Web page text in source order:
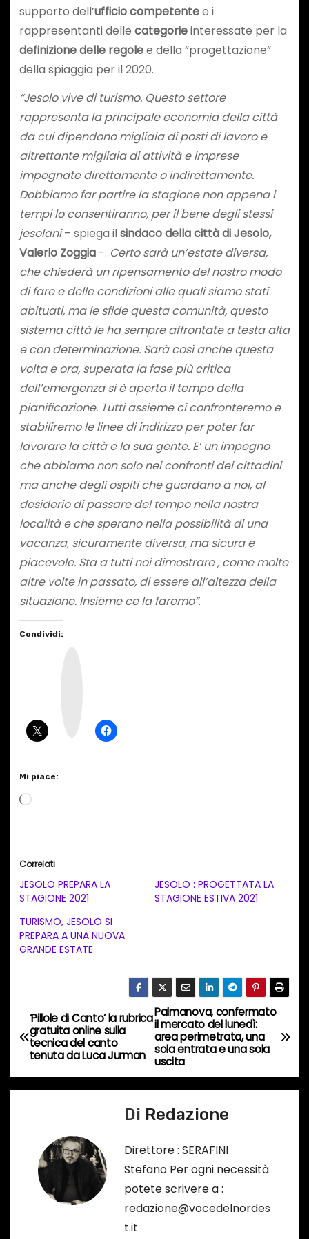
supporto dell’ufficio competentee i
rappresentanti delle categorieinteressate per la
definizione delle regolee della “progettazione”
della spiaggia per il 2020.
“Jesolo vive di turismo. Questo settore
rappresenta la principale economia della città
da cui dipendono migliaia di posti di lavoro e
altrettante migliaia di attività e imprese
impegnate direttamente o indirettamente.
Dobbiamo far partire la stagione non appena i
tempi lo consentiranno, per il bene degli stessi
jesolani– spiega ilsindaco della città di Jesolo,
Valerio Zoggia-. Certo sarà un’estate diversa,
che chiederà un ripensamento del nostro modo
di fare e delle condizioni alle quali siamo stati
abituati, ma le sfide questa comunità, questo
sistema città le ha sempre affrontate a testa alta
e con determinazione. Sarà così anche questa
volta e ora, superata la fase più critica
dell’emergenza si è aperto il tempo della
pianificazione. Tutti assieme ci confronteremo e
stabiliremo le linee di indirizzo per poter far
lavorare la città e la sua gente. E’ un impegno
che abbiamo non solo nei confronti dei cittadini
ma anche degli ospiti che guardano a noi, al
desiderio di passare del tempo nella nostra
località e che sperano nella possibilità di una
vacanza, sicuramente diversa, ma sicura e
piacevole. Sta a tutti noi dimostrare , come molte
altre volte in passato, di essere all’altezza della
situazione. Insieme ce la faremo”.
Condividi:
Mi piace:
C
a
m
e
n
i
n
c
r
Correlati
JESOLO PREPARA LA
STAGIONE 2021
JESOLO : PROGETTATA LA
STAGIONE ESTIVA 2021
TURISMO, JESOLO SI
PREPARA A UNA NUOVA
GRANDE ESTATE
N
a
v
Palmanova, confermato
il mercato del lunedì:
area perimetrata, una
sola entrata e una sola
uscita
‘Pillole di Canto’ la rubrica
gratuita online sulla
tecnica del canto
tenuta da Luca Jurman
Di Redazione
Direttore : SERAFINI
Stefano Per ogni necessità
potete scrivere a :
redazione@vocedelnordes
t.it